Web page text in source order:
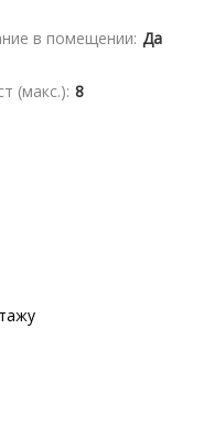
в помещении: Да
(макс.): 8